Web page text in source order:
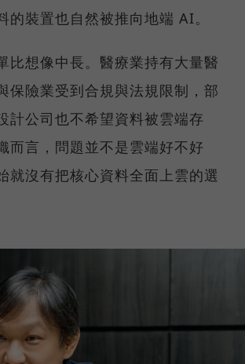
的裝置也自然被推向地端 AI。
比想像中長。醫療業持有大量醫
保險業受到合規與法規限制，部
計公司也不希望資料被雲端存
而言，問題並不是雲端好不好
就沒有把核心資料全面上雲的選